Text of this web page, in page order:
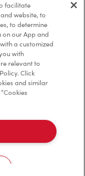
facilitate
website, to
to determine
our App and
a customized
with
relevant to
Click
and similar